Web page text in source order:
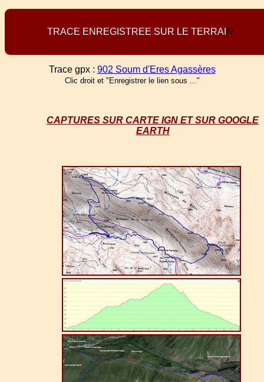
TRACE EN REG STREE SUR LE TERRA N
Trace gpx : 902 Soum d'Eres Agassères
Clic droit et "Enregistrer le lien sous ..."
CAPTURES SUR CARTE IGN ET SUR GOOGLE
EARTH